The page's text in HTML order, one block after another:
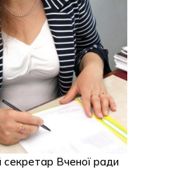
секретар Вченої ради